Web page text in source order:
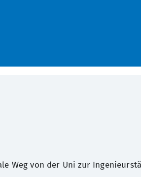
Weg von der Uni zur